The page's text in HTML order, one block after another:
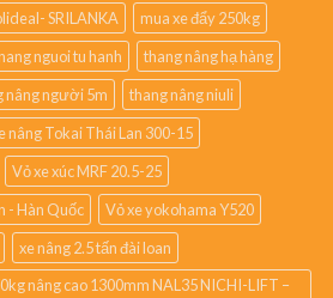
SRILANKA
mua xe đẩy 250kg
nguoi tu hanh
thang nâng hạ hàng
nâng người 5m
thang nâng niuli
nâng Tokai Thái Lan 300-15
Vỏ xe xúc MRF 20.5-25
- Hàn Quốc
Vỏ xe yokohama Y520
xe nâng 2.5 tấn đài loan
nâng cao 1300mm NAL35 NICHI-LIFT –